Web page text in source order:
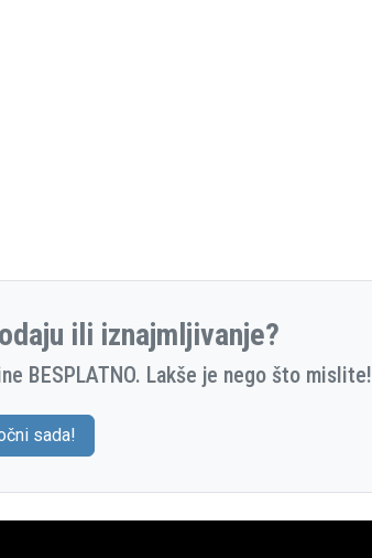
ili iznajmljivanje?
BESPLATNO. Lakše je nego što mislite!
sada!